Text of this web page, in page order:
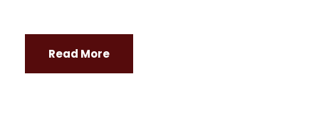
Read More